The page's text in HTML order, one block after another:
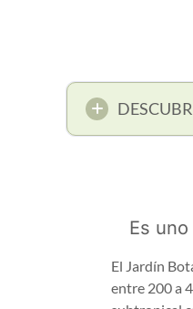
Es
El Jardín
entre 200 a